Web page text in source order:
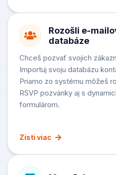
Rozošli e-
databáze
Chceš pozvať svojich
Importuj svoju databázu
Priamo zo systému môžeš
RSVP pozvánky aj s
formulárom.
Zisti viac